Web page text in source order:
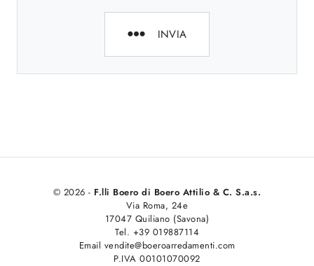
INVIA
© 2026 - F.lli Boero di Boero Attilio & C. S.a.s.
Via Roma, 24e
17047 Quiliano (Savona)
Tel. +39 019887114
Email vendite@boeroarredamenti.com
P.IVA 00101070092